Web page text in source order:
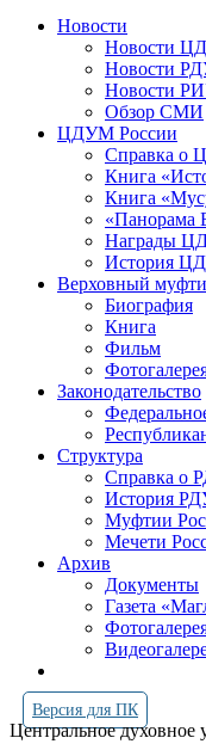
Новости
Новости
Новости
Новости
Обзор СМИ
ЦДУМ России
Справка о
Книга
Книга
«Панорама
Награды
История
Верховный
Биография
Книга
Фильм
Законодательство
Структура
Справка о
История
Муфтии
Мечети
Архив
Документы
Газета
Версия для ПК
Центральное духовное